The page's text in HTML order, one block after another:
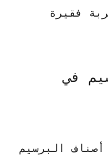
فقيرة
في
البرسيم